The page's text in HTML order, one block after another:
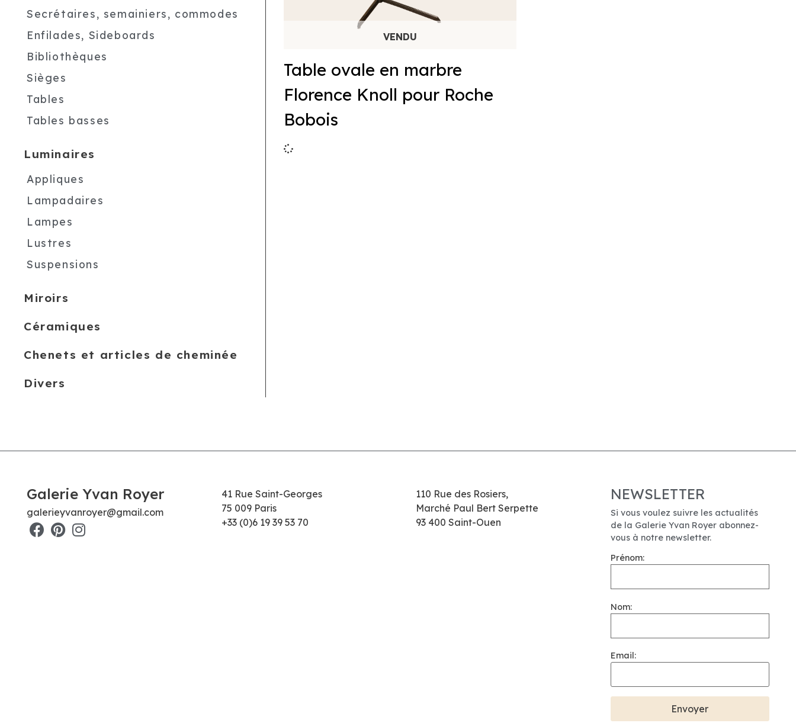
Secrétaires, semainiers, commodes
Enfilades, Sideboards
Bibliothèques
Sièges
Tables
Tables basses
Luminaires
Appliques
Lampadaires
Lampes
Lustres
Suspensions
Miroirs
Céramiques
Chenets et articles de cheminée
Divers
Table ovale en marbre
Florence Knoll pour Roche
Bobois
Galerie Yvan Royer
galerieyvanroyer@gmail.com
41 Rue Saint-Georges
75 009 Paris
+33 (0)6 19 39 53 70
110 Rue des Rosiers,
Marché Paul Bert Serpette
93 400 Saint-Ouen
NEWSLETTER
Si vous voulez suivre les actualités
de la Galerie Yvan Royer abonnez-
vous à notre newsletter.
Prénom:
Nom:
Email: